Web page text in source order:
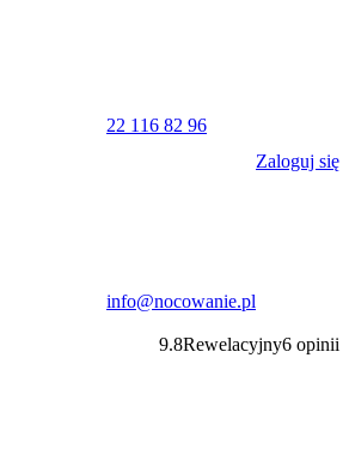
22 116 82 96
info@nocowanie.pl
Zaloguj się
9.8Rewelacyjny6 opinii